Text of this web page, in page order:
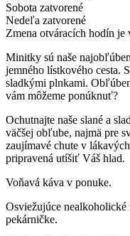
Sobota zatvorené
Nedeľa zatvorené
Zmena otváracích hodín je
Minitky sú naše
jemného lístkového cesta.
sladkými plnkami.
vám môžeme ponúknuť?
Ochutnajte naše slané a
väčšej obľube, najmä pre
zaujímavé chute v
pripravená utíšiť Váš hlad.
Voňavá káva v ponuke.
Osviežujúce
pekárničke.